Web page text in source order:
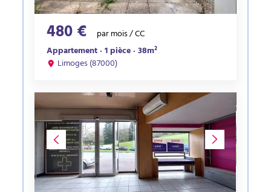
480 €
par mois / CC
Appartement · 1 pièce · 38m²
Limoges (87000)